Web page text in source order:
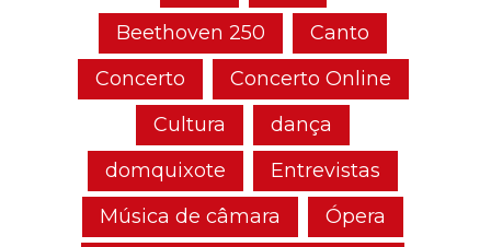
Beethoven 250
Canto
Concerto
Concerto Online
Cultura
dança
domquixote
Entrevistas
Música de câmara
Ópera